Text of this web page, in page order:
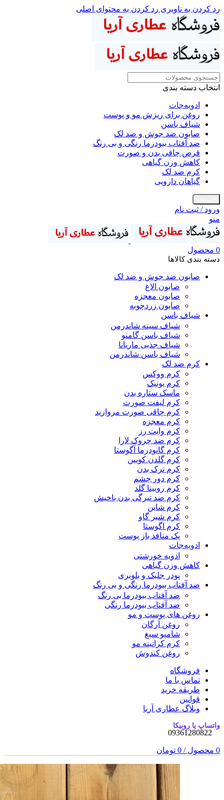
رد کردن به ناوبری رد کردن به محتوای اصلی
انتخاب دسته بندی
ادویه‌جات
روغن برای ریزش مو و پوست
شیاف باسن
صابون ضد جوش و ضد لک
ضد آفتاب بیودرما رنگی و بی رنگ
قرص چاقی بدن و صورت
کاهش وزن گیاهی
کرم ضد لک
گیاهان دارویی
ورود / ثبت نام
منو
0 محصول
دسته بندی کالاها
صابون ضد جوش و ضد لک
صابون الاغ
صابون معجزه
صابون زردچوبه
شیاف باسن
شیاف سینه شاندرمن
شیاف باسن گامنو
شیاف جذبی ماریانا
شیاف باسن شاندرمن
کرم ضد لک
کرم ووکس
کرم یونیک
ماسک ستاره بدن
کرم لیفت صورت
کرم چاقی صورت مروارید
کرم معجزه
کرم وایت رز
کرم ضد چروک لارا
کرم گانودرما آگوستا
کرم گلدن کویین
کرم ترک بدن
کرم دور چشم
کرم روبینا گلد
کرم ضد تیرگی بدن باخیش
کرم شاین
کرم شیر گاو
کرم اگوستا
پک منافذ باز پوست
ادویه‌جات
ادویه خورشتی
کاهش وزن گیاهی
پودر جلبک و بلوبری
ضد آفتاب بیودرما رنگی و بی رنگ
ضد آفتاب بیودرما بی رنگ
ضد آفتاب بیودرما رنگی
روغن های پوست و مو
روغن آرگان
شامپو سبغ
کرم کراتینه مو
روغن کندوش
فروشگاه
تماس با ما
طریقه خرید
قوانین
وبلاگ عطاری آریا
واتساپ یا روبیکا
0 محصول /
0 تومان